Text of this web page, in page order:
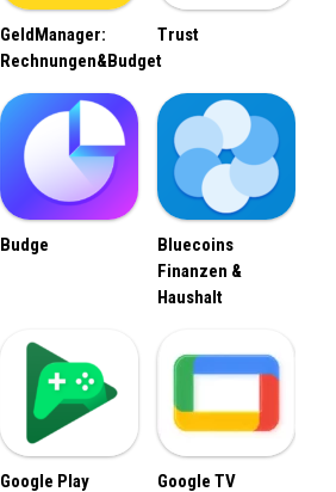
GeldManager:
Rechnungen&Budget
Trust
Budge
Bluecoins
Finanzen &
Haushalt
Google Play
Google TV